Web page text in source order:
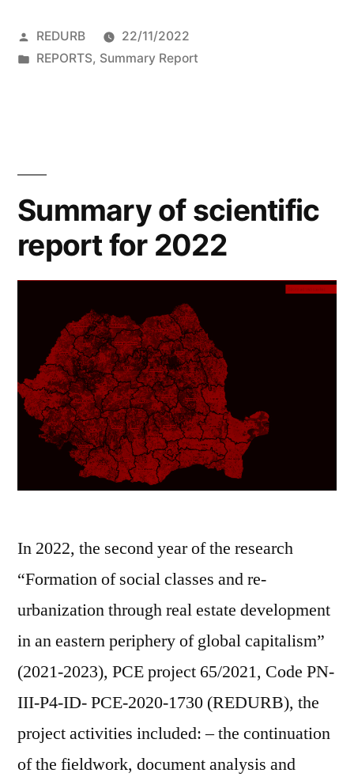
pentru
anul
Posted
by
REDURB
22/11/2022
Posted
REPORTS, Summary Report
Summary of scientific
report for 2022
In 2022, the second year of the research
“Formation of social classes and re-
urbanization through real estate development
in an eastern periphery of global capitalism”
(2021-2023), PCE project 65/2021, Code PN-
III-P4-ID- PCE-2020-1730 (REDURB), the
project activities included: – the continuation
of the fieldwork, document analysis and